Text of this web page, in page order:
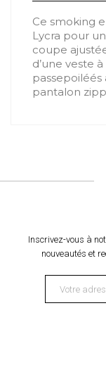
Ce smoking
Lycra pour
coupe
d’une veste
passepoiléés
pantalon
Inscrivez-vous à
nouveautés et